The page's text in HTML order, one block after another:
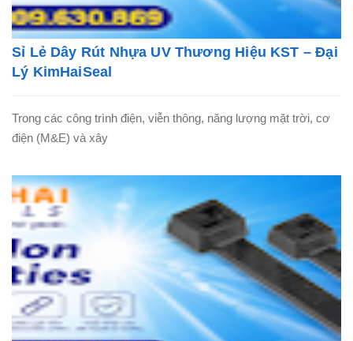
Sỉ Lẻ Dây Rút Nhựa UV Thương Hiệu KST – Đại
Lý KimHaiSeal
Trong các công trình điện, viễn thông, năng lượng mặt trời, cơ
điện (M&E) và xây